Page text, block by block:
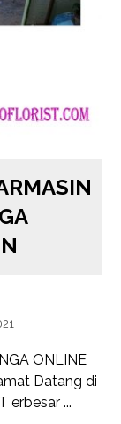
ONLINE
Datang di
erbesar ...